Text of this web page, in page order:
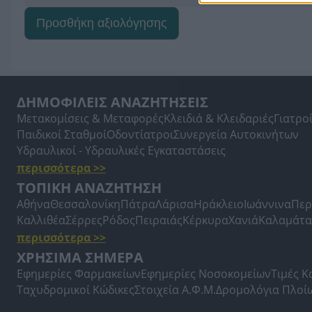
Προσθήκη αξιολόγησης
ΔΗΜΟΦΙΛΕΙΣ ΑΝΑΖΗΤΗΣΕΙΣ
Μετακομίσεις & ΜεταφορέςΚλειδιά & ΚλειδαριέςΓιατροί
Παιδικοί ΣταθμοίΟδοντίατροιΣυνεργεία Αυτοκινήτων
Υδραυλικοί - Υδραυλικές Εγκαταστάσεις
περισσότερα >>
ΤΟΠΙΚΗ ΑΝΑΖΗΤΗΣΗ
ΑθήναΘεσσαλονίκηΠάτραΛάρισαΗράκλειοΙωάννινα
ΚαλλιθέαΣέρρεςΡόδοςΠειραιάςΚέρκυραΧανιάΚαλαμάτα
περισσότερα >>
ΧΡΗΣΙΜΑ ΣΗΜΕΡΑ
Εφημερίες ΦαρμακείωνΕφημερίες ΝοσοκομείωνΤιμές
Ταχυδρομικοί ΚώδικεςΣτοιχεία Α.Φ.Μ.Δρομολόγια